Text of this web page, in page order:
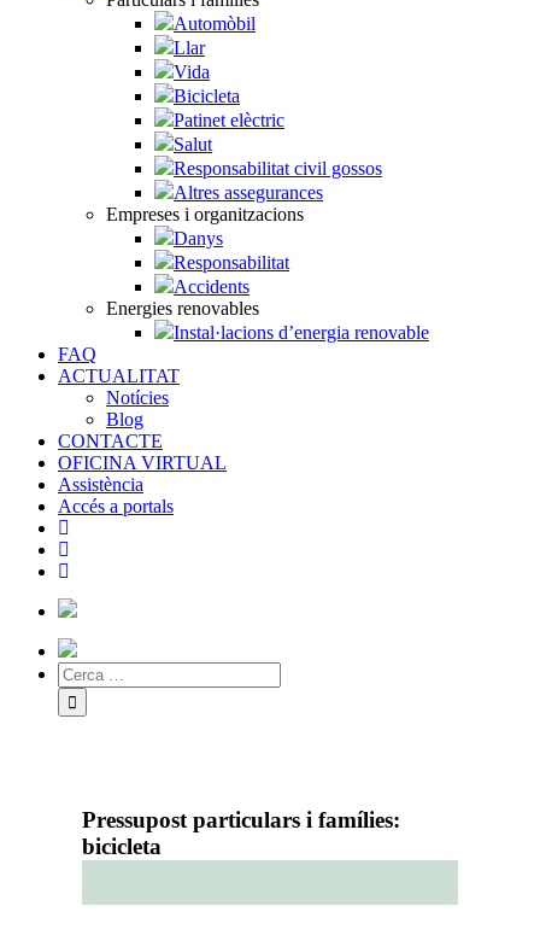
Automòbil
Llar
Vida
Bicicleta
Patinet elèctric
Salut
Responsabilitat civil gossos
Altres assegurances
Empreses i organitzacions
Danys
Responsabilitat
Accidents
Energies renovables
Instal·lacions d’energia renovable
FAQ
ACTUALITAT
Notícies
Blog
CONTACTE
OFICINA VIRTUAL
Assistència
Accés a portals
Pressupost particulars i famílies:
bicicleta